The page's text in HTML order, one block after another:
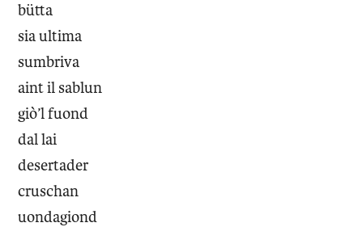
bütta
sia ultima
sumbriva
aint il sablun
giò’l fuond
dal lai
desertader
cruschan
uondagiond